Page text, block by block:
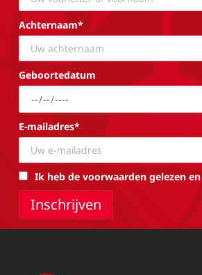
Achternaam*
Geboortedatum
E-mailadres*
Ik heb de voorwaarden gelezen